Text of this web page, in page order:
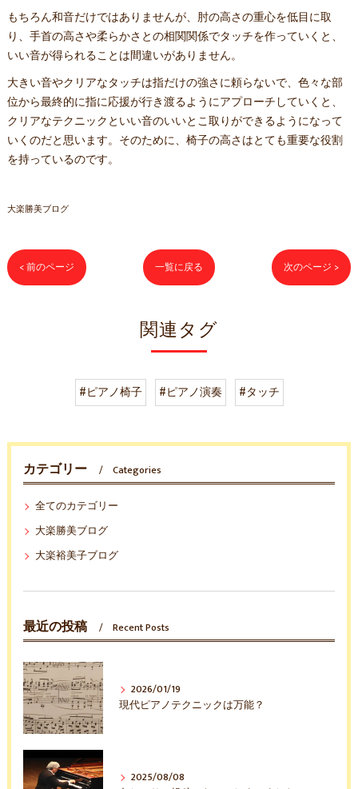
もちろん和音だけではありませんが、肘の高さの重心を低目に取
り、手首の高さや柔らかさとの相関関係でタッチを作っていくと、
いい音が得られることは間違いがありません。
大きい音やクリアなタッチは指だけの強さに頼らないで、色々な部
位から最終的に指に応援が行き渡るようにアプローチしていくと、
クリアなテクニックといい音のいいとこ取りができるようになって
いくのだと思います。そのために、椅子の高さはとても重要な役割
を持っているのです。
大楽勝美ブログ
< 前のページ 一覧に戻る 次のページ >
関連タグ
#ピアノ椅子 #ピアノ演奏 #タッチ
カテゴリー Categories
全てのカテゴリー
大楽勝美ブログ
大楽裕美子ブログ
最近の投稿 Recent Posts
2026/01/19
現代ピアノテクニックは万能？
2025/08/08